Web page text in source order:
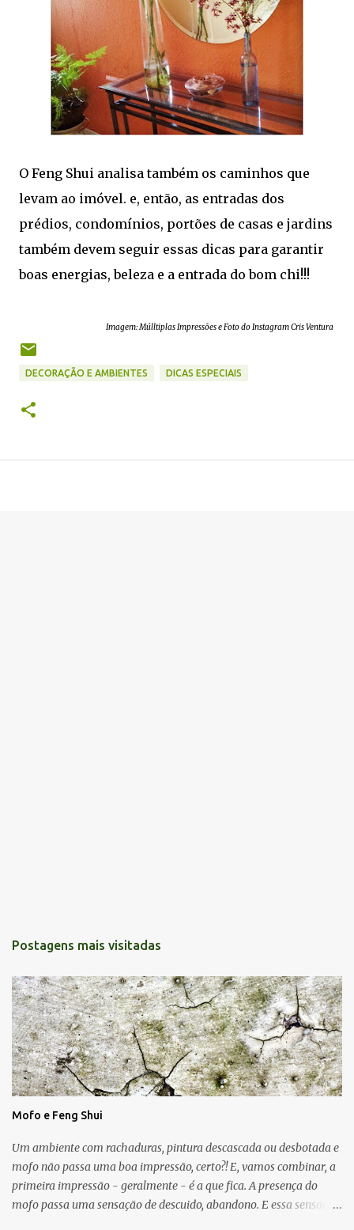
O Feng Shui analisa também os caminhos que
levam ao imóvel. e, então, as entradas dos
prédios, condomínios, portões de casas e jardins
também devem seguir essas dicas para garantir
boas energias, beleza e a entrada do bom chi!!!
Imagem: Múlltiplas Impressões e Foto do Instagram Cris Ventura
DECORAÇÃO E AMBIENTES DICAS ESPECIAIS
Postagens mais visitadas
Mofo e Feng Shui
Um ambiente com rachaduras, pintura descascada ou desbotada e
mofo não passa uma boa impressão, certo?! E, vamos combinar, a
primeira impressão - geralmente - é a que fica. A presença do
mofo passa uma sensação de descuido, abandono. E essa sensação,